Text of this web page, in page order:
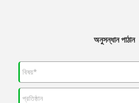
অনুসন্ধান পাঠান